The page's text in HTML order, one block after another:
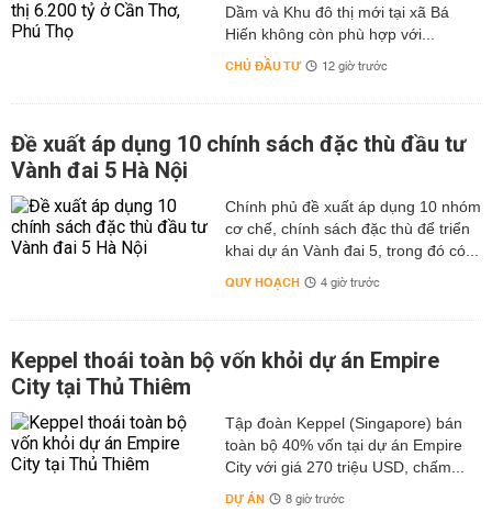
Dầm và Khu đô thị mới tại xã Bá
Hiến không còn phù hợp với...
CHỦ ĐẦU TƯ 12 giờ trước
Đề xuất áp dụng 10 chính sách đặc thù đầu tư
Vành đai 5 Hà Nội
Chính phủ đề xuất áp dụng 10 nhóm
cơ chế, chính sách đặc thù để triển
khai dự án Vành đai 5, trong đó có...
QUY HOẠCH 4 giờ trước
Keppel thoái toàn bộ vốn khỏi dự án Empire
City tại Thủ Thiêm
Tập đoàn Keppel (Singapore) bán
toàn bộ 40% vốn tại dự án Empire
City với giá 270 triệu USD, chấm...
DỰ ÁN 8 giờ trước